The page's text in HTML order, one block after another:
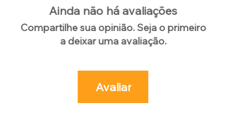
Ainda não há avaliações
Compartilhe sua opinião. Seja o primeiro
a deixar uma avaliação.
Avaliar